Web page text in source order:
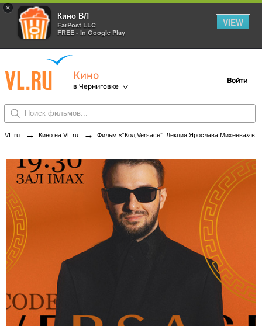
×
Кино ВЛ
FarPost LLC
FREE - In Google Play
VIEW
Кино
в Черниговке
Войти
VL.ru → Кино на VL.ru → Фильм «“Код Versace”. Лекция Ярослава Михеева» в кинотеатрах Черниговки. Купить билеты!